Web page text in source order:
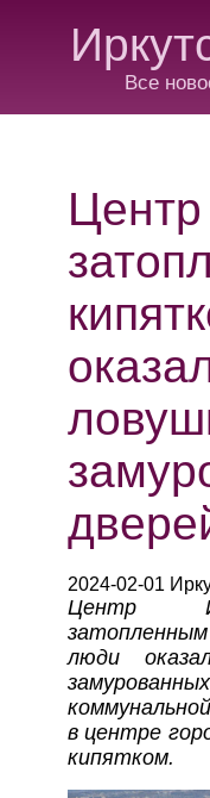
Все
Центр
2024-02-01
Центр
люди
в центре
кипятком.